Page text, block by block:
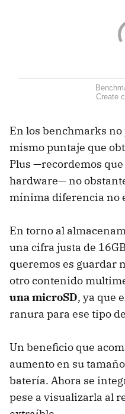
Create
En los benchmarks
mismo puntaje que
Plus —recordemos
hardware— no
mínima diferencia no
En torno al
una cifra justa de
queremos es guardar
otro contenido
una microSD, ya que
ranura para ese tipo
Un beneficio que
aumento en su
batería. Ahora se
pese a visualizarla al